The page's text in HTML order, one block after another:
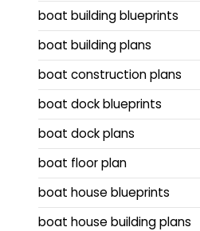
boat building blueprints
boat building plans
boat construction plans
boat dock blueprints
boat dock plans
boat floor plan
boat house blueprints
boat house building plans